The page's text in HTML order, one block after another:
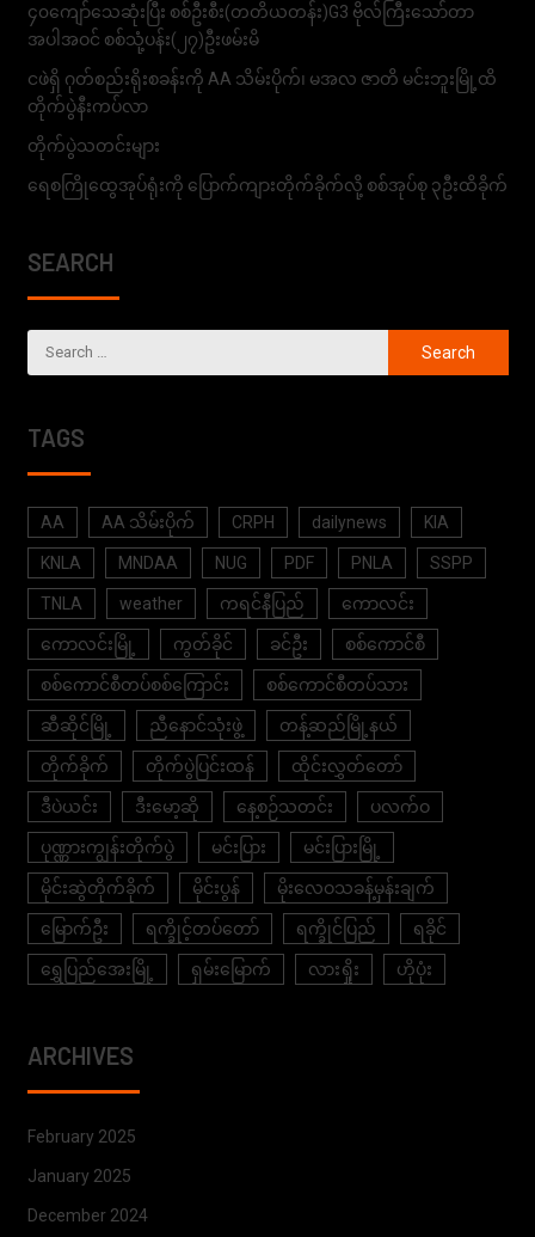
၄၀ကျော်သေဆုံးပြီး စစ်ဦးစီး(တတိယတန်း)G3 ဗိုလ်ကြီးသော်တာ
အပါအဝင် စစ်သုံ့ပန်း(၂၇)ဦးဖမ်းမိ
ငဖဲရှိ ဂုတ်စည်းရိုးစခန်းကို AA သိမ်းပိုက်၊ မအလ ဇာတိ မင်းဘူးမြို့ထိ
တိုက်ပွဲနီးကပ်လာ
တိုက်ပွဲသတင်းများ
ရေစကြိုထွေအုပ်ရုံးကို ပြောက်ကျားတိုက်ခိုက်လို့ စစ်အုပ်စု ၃ဦးထိခိုက်
SEARCH
TAGS
AA AA သိမ်းပိုက် CRPH dailynews KIA
KNLA MNDAA NUG PDF PNLA SSPP
TNLA weather ကရင်နီပြည် ကောလင်း
ကောလင်းမြို့ ကွတ်ခိုင် ခင်ဦး စစ်ကောင်စီ
စစ်ကောင်စီတပ်စစ်ကြောင်း စစ်ကောင်စီတပ်သား
ဆီဆိုင်မြို့ ညီနောင်သုံးဖွဲ့ တန့်ဆည်မြို့နယ်
တိုက်ခိုက် တိုက်ပွဲပြင်းထန် ထိုင်းလွှတ်တော်
ဒီပဲယင်း ဒီးမော့ဆို နေ့စဉ်သတင်း ပလက်ဝ
ပုဏ္ဏားကျွန်းတိုက်ပွဲ မင်းပြား မင်းပြားမြို့
မိုင်းဆွဲတိုက်ခိုက် မိုင်းပွန် မိုးလေဝသခန့်မှန်းချက်
မြောက်ဦး ရက္ခိုင့်တပ်တော် ရက္ခိုင်ပြည် ရခိုင်
ရွှေပြည်အေးမြို့ ရှမ်းမြောက် လားရှိုး ဟိုပုံး
ARCHIVES
February 2025
January 2025
December 2024